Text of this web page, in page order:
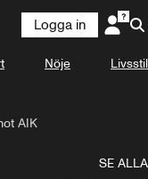
Logga in
Nöje Livsstil
AIK
SE ALLA